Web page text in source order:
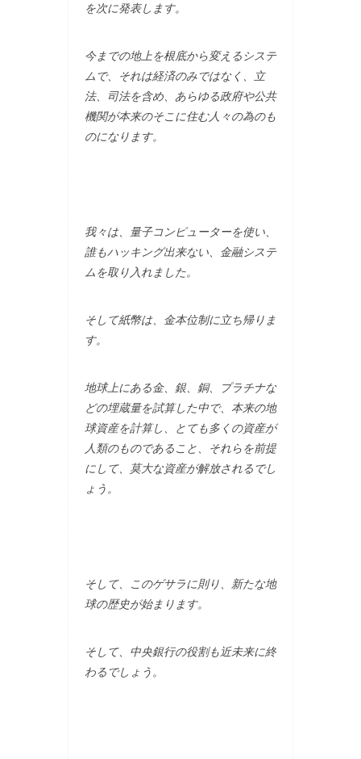
を次に発表します。
今までの地上を根底から変えるシステ
ムで、それは経済のみではなく、立
法、司法を含め、あらゆる政府や公共
機関が本来のそこに住む人々の為のも
のになります。
我々は、量子コンピューターを使い、
誰もハッキング出来ない、金融システ
ムを取り入れました。
そして紙幣は、金本位制に立ち帰りま
す。
地球上にある金、銀、銅、プラチナな
どの埋蔵量を試算した中で、本来の地
球資産を計算し、とても多くの資産が
人類のものであること、それらを前提
にして、莫大な資産が解放されるでし
ょう。
そして、このゲサラに則り、新たな地
球の歴史が始まります。
そして、中央銀行の役割も近未来に終
わるでしょう。